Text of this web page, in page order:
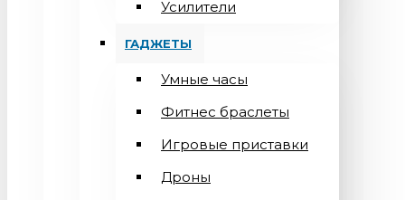
Усилители
ГАДЖЕТЫ
Умные часы
Фитнес браслеты
Игровые приставки
Дроны